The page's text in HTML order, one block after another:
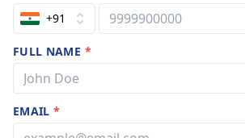
+91
FULL NAME *
EMAIL*